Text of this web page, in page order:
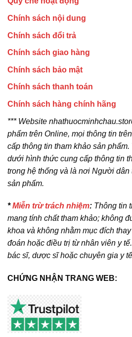
Chính sách nội dung
Chính sách đổi trả
Chính sách giao hàng
Chính sách bảo mật
Chính sách thanh toán
Chính sách hàng chính hãng
*** Website
phẩm trên Online, mọi thông tin
cấp thông tin tham khảo sản
dưới hình thức cung cấp thông tin
trong hệ thống và là nơi Người dân
sản phẩm.
*Miễn trừ trách nhiệm: Thông tin
mang tính chất tham khảo; không
khoa và không nhằm mục đích
đoán hoặc điều trị từ nhân viên y
bác sĩ, dược sĩ hoặc chuyên gia y
CHỨNG NHẬN TRANG WEB: